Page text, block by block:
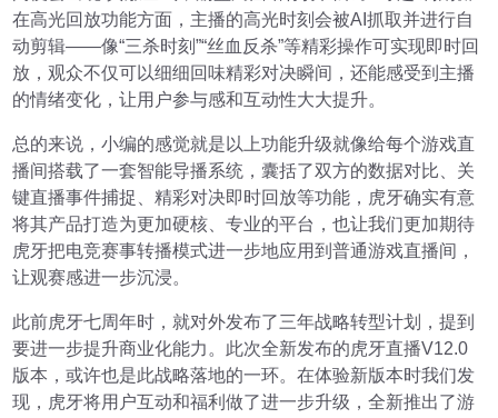
在高光回放功能方面，主播的高光时刻会被AI抓取并进行自
动剪辑——像“三杀时刻”“丝血反杀”等精彩操作可实现即时回
放，观众不仅可以细细回味精彩对决瞬间，还能感受到主播
的情绪变化，让用户参与感和互动性大大提升。
总的来说，小编的感觉就是以上功能升级就像给每个游戏直
播间搭载了一套智能导播系统，囊括了双方的数据对比、关
键直播事件捕捉、精彩对决即时回放等功能，虎牙确实有意
将其产品打造为更加硬核、专业的平台，也让我们更加期待
虎牙把电竞赛事转播模式进一步地应用到普通游戏直播间，
让观赛感进一步沉浸。
此前虎牙七周年时，就对外发布了三年战略转型计划，提到
要进一步提升商业化能力。此次全新发布的虎牙直播V12.0
版本，或许也是此战略落地的一环。在体验新版本时我们发
现，虎牙将用户互动和福利做了进一步升级，全新推出了游